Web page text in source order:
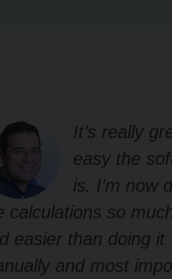
It’s really
easy the
is. I’m now
calculations so
easier than doing it
and most